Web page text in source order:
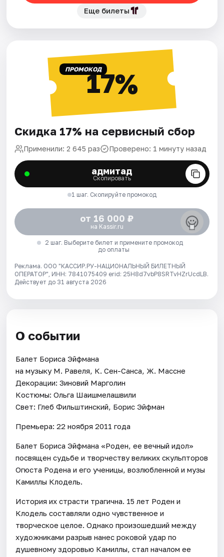
Еще билеты
ПРОМОКОД17%
Скидка 17% на сервисный сбор
Применили: 2 645 раз Проверено: 1 минуту назад
адмитад
Скопировать
1 шаг. Скопируйте промокод
от 16 000 ₽
на Kassir.ru
2 шаг. Выберите билет и примените промокод
до оплаты
Реклама. ООО "КАССИР.РУ-НАЦИОНАЛЬНЫЙ БИЛЕТНЫЙ
ОПЕРАТОР", ИНН: 7841075409 erid: 25H8d7vbP8SRTvHZrUcdLB.
Действует до 31 августа 2026
О событии
Балет Бориса Эйфмана
на музыку М. Равеля, К. Сен-Санса, Ж. Массне
Декорации: Зиновий Марголин
Костюмы: Ольга Шаишмелашвили
Свет: Глеб Фильштинский, Борис Эйфман
Премьера: 22 ноября 2011 года
Балет Бориса Эйфмана «Роден, ее вечный идол»
посвящен судьбе и творчеству великих скульпторов
Огюста Родена и его ученицы, возлюбленной и музы
Камиллы Клодель.
История их страсти трагична. 15 лет Роден и
Клодель составляли одно чувственное и
творческое целое. Однако произошедший между
художниками разрыв нанес роковой удар по
душевному здоровью Камиллы, стал началом ее